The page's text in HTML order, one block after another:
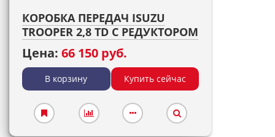
КОРОБКА ПЕРЕДАЧ ISUZU
TROOPER 2,8 TD С РЕДУКТОРОМ
Цена: 66 150 руб.
В корзину Купить сейчас